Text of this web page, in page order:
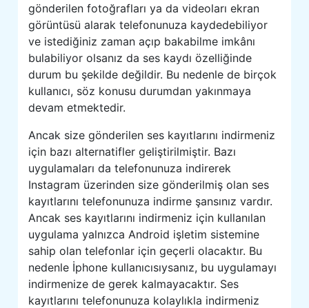
gönderilen fotoğrafları ya da videoları ekran
görüntüsü alarak telefonunuza kaydedebiliyor
ve istediğiniz zaman açıp bakabilme imkânı
bulabiliyor olsanız da ses kaydı özelliğinde
durum bu şekilde değildir. Bu nedenle de birçok
kullanıcı, söz konusu durumdan yakınmaya
devam etmektedir.
Ancak size gönderilen ses kayıtlarını indirmeniz
için bazı alternatifler geliştirilmiştir. Bazı
uygulamaları da telefonunuza indirerek
Instagram üzerinden size gönderilmiş olan ses
kayıtlarını telefonunuza indirme şansınız vardır.
Ancak ses kayıtlarını indirmeniz için kullanılan
uygulama yalnızca Android işletim sistemine
sahip olan telefonlar için geçerli olacaktır. Bu
nedenle İphone kullanıcısıysanız, bu uygulamayı
indirmenize de gerek kalmayacaktır. Ses
kayıtlarını telefonunuza kolaylıkla indirmeniz